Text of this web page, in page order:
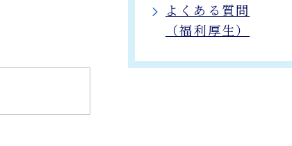
よくある質問
（福利厚生）